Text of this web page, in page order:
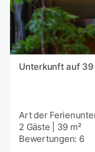
Unterkunft auf
Art der
2 Gäste
39 m²
Bewertungen: 6